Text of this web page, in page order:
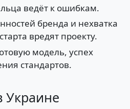
ведёт к ошибкам.
бренда и нехватка
вредят проекту.
модель, успех
стандартов.
Украине